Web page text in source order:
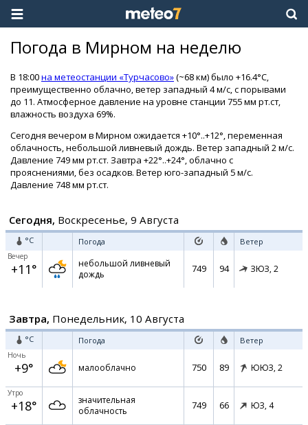
Погода в Мирном на неделю
В 18:00на метеостанции «Турчасово»(~68 км) было +16.4°C,
преимущественно облачно, ветер западный 4 м/с, с порывами
до 11. Атмосферное давление на уровне станции 755 мм рт.ст,
влажность воздуха 69%.
Сегодня вечером в Мирном ожидается +10°..+12°, переменная
облачность, небольшой ливневый дождь. Ветер западный 2 м/с.
Давление 749 мм рт.ст. Завтра +22°..+24°, облачно с
прояснениями, без осадков. Ветер юго-западный 5 м/с.
Давление 748 мм рт.ст.
Сегодня, Воскресенье, 9 Августа
°C Погода Ветер
Вечер
+11°
небольшой ливневый
дождь
749 94 ЗЮЗ, 2
Завтра, Понедельник, 10 Августа
°C Погода Ветер
Ночь
+9° малооблачно 750 89 ЮЮЗ, 2
Утро
+18°
значительная
облачность
749 66 ЮЗ, 4